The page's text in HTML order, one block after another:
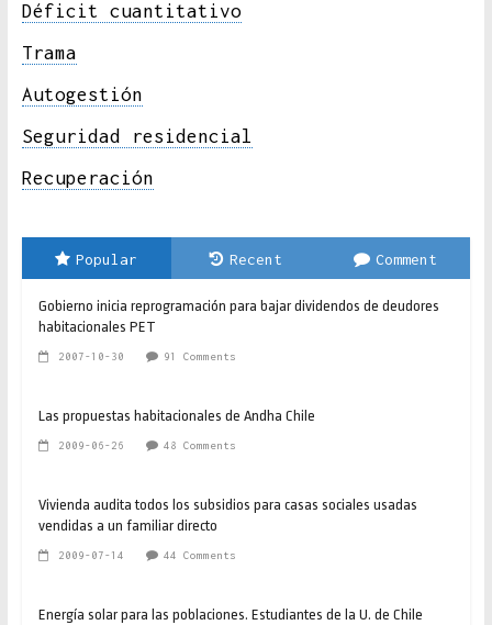
Déficit cuantitativo
Trama
Autogestión
Seguridad residencial
Recuperación
Popular Recent Comment
Gobierno inicia reprogramación para bajar dividendos de deudores
habitacionales PET
2007-10-30 91 Comments
Las propuestas habitacionales de Andha Chile
2009-06-26 48 Comments
Vivienda audita todos los subsidios para casas sociales usadas
vendidas a un familiar directo
2009-07-14 44 Comments
Energía solar para las poblaciones. Estudiantes de la U. de Chile